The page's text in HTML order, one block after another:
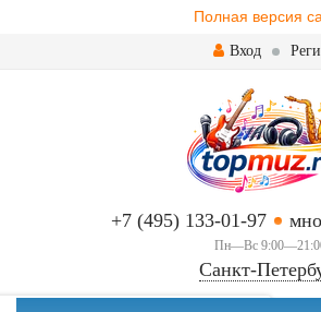
Полная версия
Вход
+7 (495) 133-01-97
Пн—Вс
Санкт-